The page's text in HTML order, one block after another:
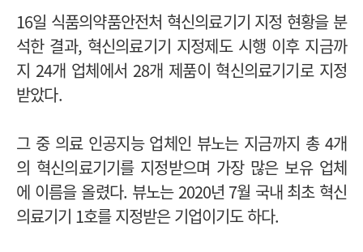
16일 식품의약품안전처 혁신의료기기 지정 현황을 분
석한 결과, 혁신의료기기 지정제도 시행 이후 지금까
지 24개 업체에서 28개 제품이 혁신의료기기로 지정
받았다.
그 중 의료 인공지능 업체인 뷰노는 지금까지 총 4개
의 혁신의료기기를 지정받으며 가장 많은 보유 업체
에 이름을 올렸다. 뷰노는 2020년 7월 국내 최초 혁신
의료기기 1호를 지정받은 기업이기도 하다.